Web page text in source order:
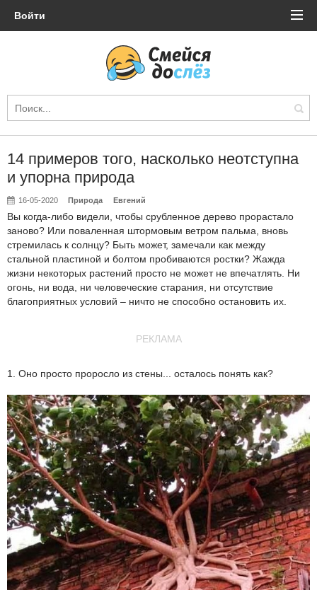
Войти
14 примеров того, насколько неотступна
и упорна природа
16-05-2020 Природа Евгений
Вы когда-либо видели, чтобы срубленное дерево прорастало
заново? Или поваленная штормовым ветром пальма, вновь
стремилась к солнцу? Быть может, замечали как между
стальной пластиной и болтом пробиваются ростки? Жажда
жизни некоторых растений просто не может не впечатлять. Ни
огонь, ни вода, ни человеческие старания, ни отсутствие
благоприятных условий – ничто не способно остановить их.
РЕКЛАМА
1. Оно просто проросло из стены... осталось понять как?